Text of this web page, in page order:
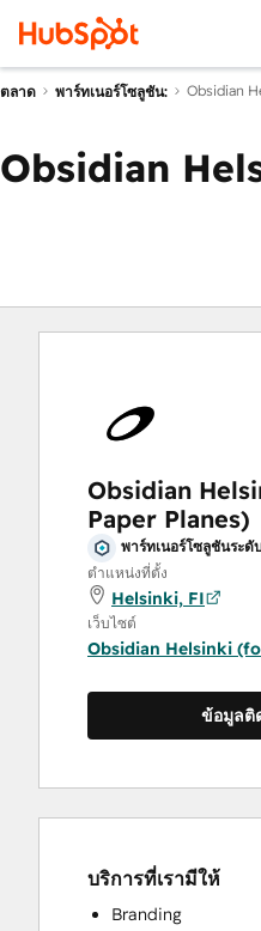
ตลาด พาร์ทเนอร์โซลูชัน: Obsidian
Obsidian
Obsidian
Paper Planes)
พาร์ทเนอร์โซลูชันระดั
ตำแหน่งที่ตั้ง
Helsinki, FI
เว็บไซต์
Obsidian Helsinki
ข้อมูลติ
บริการที่เรามีให้
Branding